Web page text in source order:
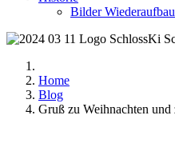
Bilder Wiederaufbau
Home
Blog
Gruß zu Weihnachten und